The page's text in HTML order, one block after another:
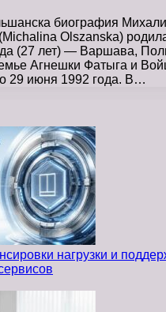
биография
Olszanska)
(27 лет) — Варшава,
Агнешки Фатыга и
29 июня 1992 года. В…
нагрузки и